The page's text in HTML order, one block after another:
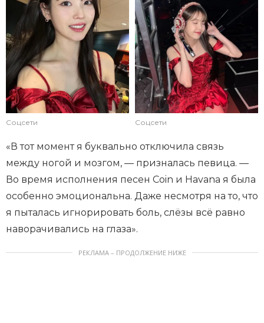
Соцсети Соцсети
«В тот момент я буквально отключила связь
между ногой и мозгом, — призналась певица. —
Во время исполнения песен Coin и Havana я была
особенно эмоциональна. Даже несмотря на то, что
я пыталась игнорировать боль, слёзы всё равно
наворачивались на глаза».
РЕКЛАМА – ПРОДОЛЖЕНИЕ НИЖЕ